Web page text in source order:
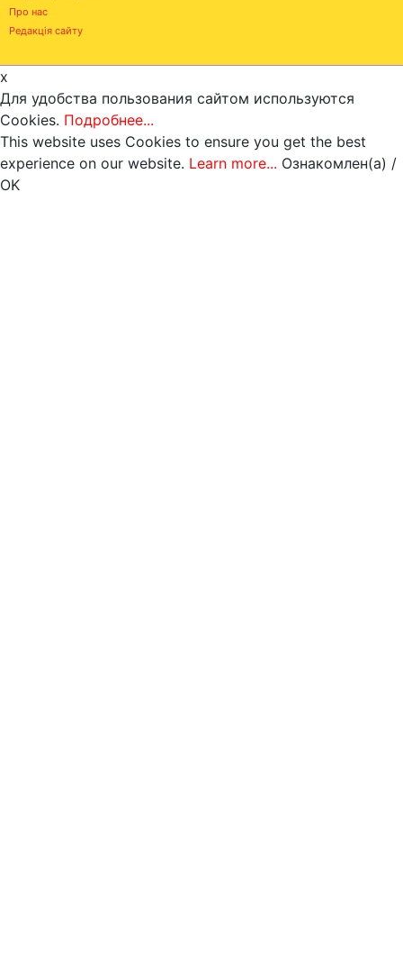
Про нас
Редакція сайту
x
Для удобства пользования сайтом используются
Cookies. Подробнее...
This website uses Cookies to ensure you get the best
experience on our website. Learn more... Ознакомлен(а) /
OK